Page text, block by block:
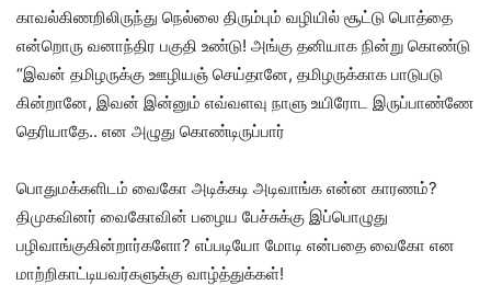
காவல்கிணறிலிருந்து நெல்லை திரும்பும் வழியில் சூட்டு பொத்தை
என்றொரு வனாந்திர பகுதி உண்டு! அங்கு தனியாக நின்று கொண்டு
“இவன் தமிழருக்கு ஊழியஞ் செய்தானே, தமிழருக்காக பாடுபடு
கின்றானே, இவன் இன்னும் எவ்வளவு நாளு உயிரோட இருப்பாண்ணே
தெரியாதே.. என அழுது கொண்டிருப்பார்
பொதுமக்களிடம் வைகோ அடிக்கடி அடிவாங்க என்ன காரணம்?
திமுகவினர் வைகோவின் பழைய பேச்சுக்கு இப்பொழுது
பழிவாங்குகின்றார்களோ? எப்படியோ மோடி என்பதை வைகோ என
மாற்றிகாட்டியவர்களுக்கு வாழ்த்துக்கள்!